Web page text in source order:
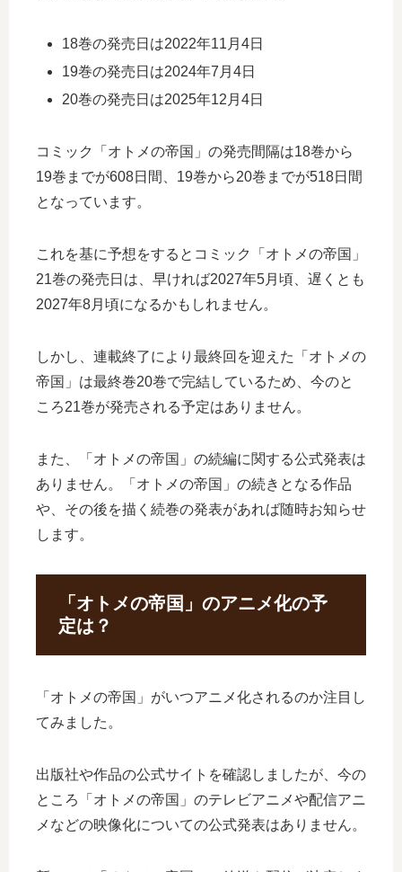
18巻の発売日は2022年11月4日
19巻の発売日は2024年7月4日
20巻の発売日は2025年12月4日
コミック「オトメの帝国」の発売間隔は18巻から
19巻までが608日間、19巻から20巻までが518日間
となっています。
これを基に予想をするとコミック「オトメの帝国」
21巻の発売日は、早ければ2027年5月頃、遅くとも
2027年8月頃になるかもしれません。
しかし、連載終了により最終回を迎えた「オトメの
帝国」は最終巻20巻で完結しているため、今のと
ころ21巻が発売される予定はありません。
また、「オトメの帝国」の続編に関する公式発表は
ありません。「オトメの帝国」の続きとなる作品
や、その後を描く続巻の発表があれば随時お知らせ
します。
「オトメの帝国」のアニメ化の予
定は？
「オトメの帝国」がいつアニメ化されるのか注目し
てみました。
出版社や作品の公式サイトを確認しましたが、今の
ところ「オトメの帝国」のテレビアニメや配信アニ
メなどの映像化についての公式発表はありません。